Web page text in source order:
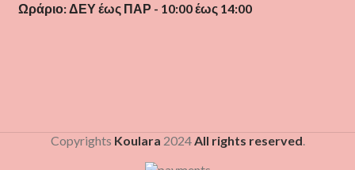
Ωράριο: ΔΕΥ έως ΠΑΡ - 10:00 έως 14:00
Copyrights Koulara 2024All rights reserved.